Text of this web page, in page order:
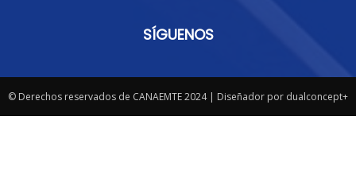
SÍGUENOS
© Derechos reservados de CANAEMTE 2024 | Diseñador por dualconcept+